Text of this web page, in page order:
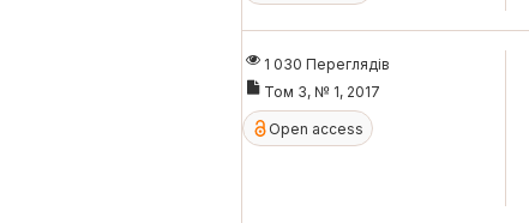
1 030 Переглядів
Том 3, № 1, 2017
Open access